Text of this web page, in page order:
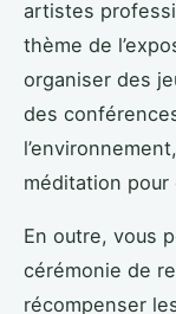
artistes
thème de
organiser des
des
méditation pour
En outre, vous
cérémonie de
récompenser